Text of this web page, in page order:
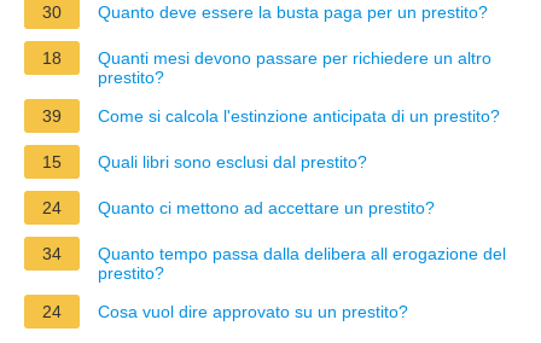
30 Quanto deve essere la busta paga per un prestito?
18
Quanti mesi devono passare per richiedere un altro
prestito?
39
Come si calcola l'estinzione anticipata di un prestito?
15 Quali libri sono esclusi dal prestito?
24 Quanto ci mettono ad accettare un prestito?
34
Quanto tempo passa dalla delibera all erogazione del
prestito?
24
Cosa vuol dire approvato su un prestito?